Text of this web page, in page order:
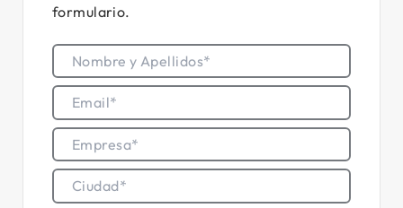
formulario.